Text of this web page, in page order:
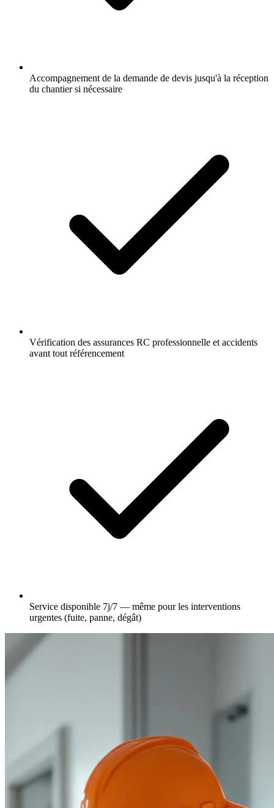
Accompagnement de la demande de devis jusqu'à la réception
du chantier si nécessaire
Vérification des assurances RC professionnelle et accidents
avant tout référencement
Service disponible 7j/7 — même pour les interventions
urgentes (fuite, panne, dégât)